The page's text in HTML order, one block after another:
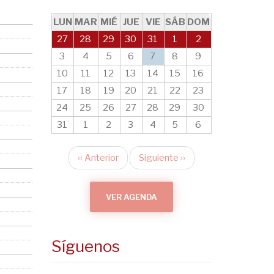
LUN MAR MIÉ JUE VIE SÁB DOM
27
28 29 30 31 1
2
3
4 5 6 7 8
9
10
11 12 13 14 15
16
17
18 19 20 21 22
23
24
25 26 27 28 29
30
31
1 2 3 4 5 6
Paginación
‹‹ Anterior Siguiente ››
VER AGENDA
Síguenos